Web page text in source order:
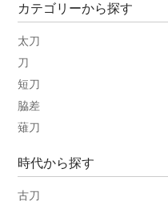
カテゴリーから探す
太刀
刀
短刀
脇差
薙刀
時代から探す
古刀